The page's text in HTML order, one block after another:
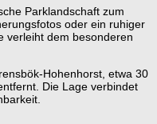
Parklandschaft zum
oder ein ruhiger
verleiht dem besonderen
Hohenhorst, etwa 30
Die Lage verbindet